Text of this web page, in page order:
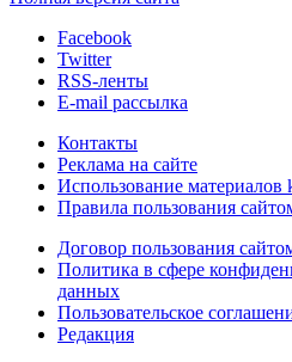
Facebook
Twitter
RSS-ленты
E-mail рассылка
Контакты
Реклама на сайте
Использование материалов
Правила пользования
Договор пользования
Политика в сфере
данных
Пользовательское
Редакция